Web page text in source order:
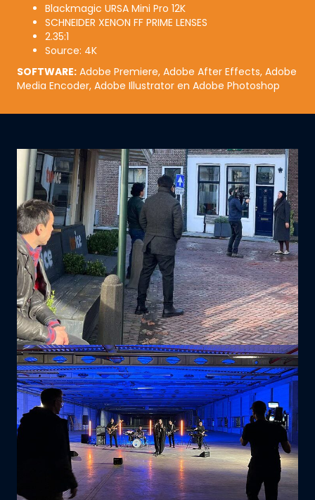
Blackmagic URSA Mini Pro 12K
SCHNEIDER XENON FF PRIME LENSES
2.35:1
Source: 4K
SOFTWARE: Adobe Premiere, Adobe After Effects, Adobe
Media Encoder, Adobe Illustrator en Adobe Photoshop